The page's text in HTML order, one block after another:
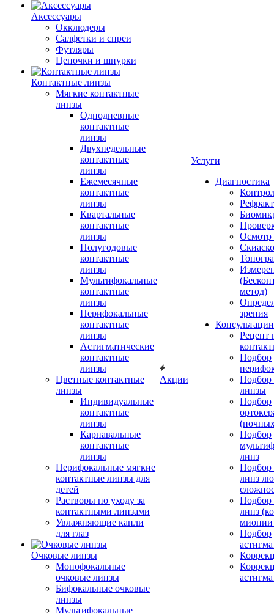
Аксессуары
Окклюдеры
Салфетки и спреи
Футляры
Цепочки и шнурки
Контактные линзы
Мягкие контактные
линзы
Однодневные
контактные
линзы
Двухнедельные
контактные
линзы
Ежемесячные
контактные
линзы
Квартальные
контактные
линзы
Полугодовые
контактные
линзы
Мультифокальные
контактные
линзы
Перифокальные
контактные
линзы
Астигматические
контактные
линзы
Цветные контактные
линзы
Индивидуальные
контактные
линзы
Карнавальные
контактные
линзы
Перифокальные мягкие
контактные линзы для
детей
Растворы по уходу за
контактными линзами
Увлажняющие капли
для глаз
Очковые линзы
Монофокальные
очковые линзы
Бифокальные очковые
линзы
Мультифокальные
Акции
Услуги
Диагностика
Осмотр
метод)
зрения
Рецепт
Подбор
Подбор
линзы
Подбор
Подбор
линз
Подбор
линз
Подбор
линз
миопии
Подбор